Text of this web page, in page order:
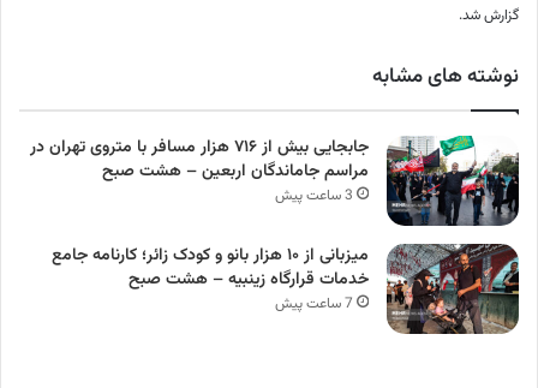
گزارش شد.
نوشته های مشابه
جابجایی بیش از ۷۱۶ هزار مسافر با متروی تهران در
مراسم جاماندگان اربعین – هشت صبح
3 ساعت پیش
میزبانی از ۱۰ هزار بانو و کودک زائر؛ کارنامه جامع
خدمات قرارگاه زینبیه – هشت صبح
7 ساعت پیش